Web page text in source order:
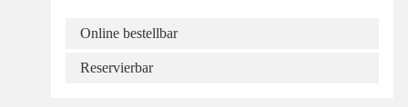
Online bestellbar
Reservierbar